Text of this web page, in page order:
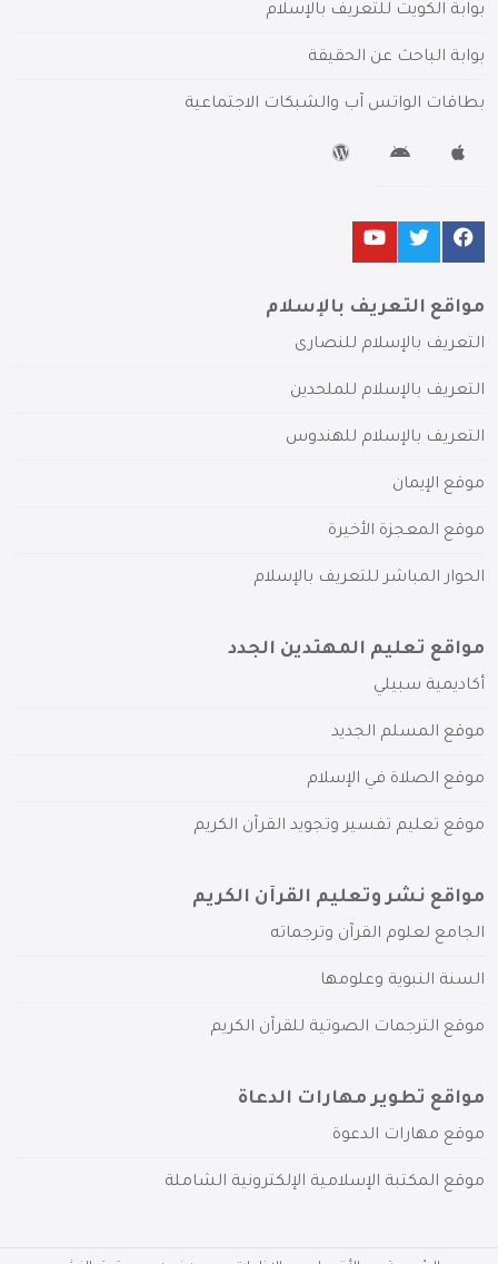
بوابة الكويت للتعريف بالإسلام
بوابة الباحث عن الحقيقة
بطاقات الواتس آب والشبكات الاجتماعية
مواقع التعريف بالإسلام
التعريف بالإسلام للنصارى
التعريف بالإسلام للملحدين
التعريف بالإسلام للهندوس
موقع الإيمان
موقع المعجزة الأخيرة
الحوار المباشر للتعريف بالإسلام
مواقع تعليم المهتدين الجدد
أكاديمية سبيلي
موقع المسلم الجديد
موقع الصلاة في الإسلام
موقع تعليم تفسير وتجويد القرآن الكريم
مواقع نشر وتعليم القرآن الكريم
الجامع لعلوم القرآن وترجماته
السنة النبوية وعلومها
موقع الترجمات الصوتية للقرآن الكريم
مواقع تطوير مهارات الدعاة
موقع مهارات الدعوة
موقع المكتبة الإسلامية الإلكترونية الشاملة